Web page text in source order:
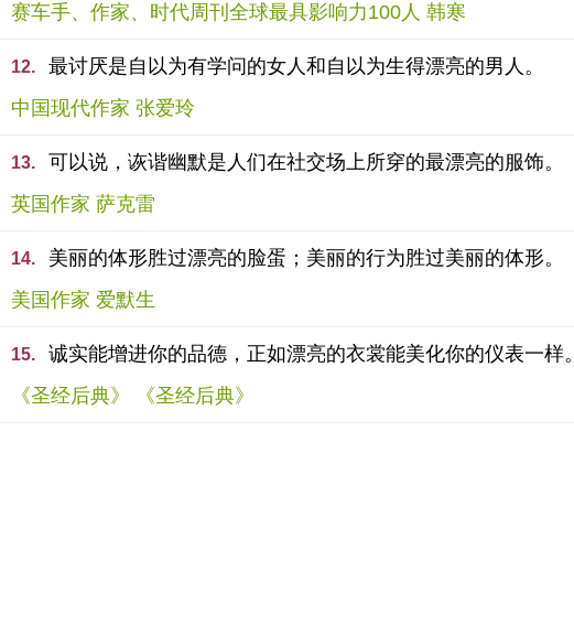
赛车手、作家、时代周刊全球最具影响力100人 韩寒
12.
最讨厌是自以为有学问的女人和自以为生得漂亮的男人。
中国现代作家 张爱玲
13.
可以说，诙谐幽默是人们在社交场上所穿的最漂亮的服饰。
英国作家 萨克雷
14.
美丽的体形胜过漂亮的脸蛋；美丽的行为胜过美丽的体形。
美国作家 爱默生
15.
诚实能增进你的品德，正如漂亮的衣裳能美化你的仪表一样。
《圣经后典》 《圣经后典》